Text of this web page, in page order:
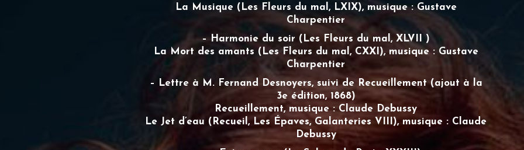
La Musique (Les Fleurs du mal, LXIX), musique : Gustave
Charpentier
– Harmonie du soir (Les Fleurs du mal, XLVII )
La Mort des amants (Les Fleurs du mal, CXXI), musique : Gustave
Charpentier
– Lettre à M. Fernand Desnoyers, suivi de Recueillement (ajout à la
3e édition, 1868)
Recueillement, musique : Claude Debussy
Le Jet d’eau (Recueil, Les Épaves, Galanteries VIII), musique : Claude
Debussy